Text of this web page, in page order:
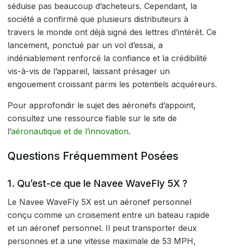
séduise pas beaucoup d’acheteurs. Cependant, la
société a confirmé que plusieurs distributeurs à
travers le monde ont déjà signé des lettres d’intérêt. Ce
lancement, ponctué par un vol d’essai, a
indéniablement renforcé la confiance et la crédibilité
vis-à-vis de l’appareil, laissant présager un
engouement croissant parmi les potentiels acquéreurs.
Pour approfondir le sujet des aéronefs d’appoint,
consultez une ressource fiable sur le site de
l’aéronautique et de l’innovation.
Questions Fréquemment Posées
1. Qu’est-ce que le Navee WaveFly 5X ?
Le Navee WaveFly 5X est un aéronef personnel
conçu comme un croisement entre un bateau rapide
et un aéronef personnel. Il peut transporter deux
personnes et a une vitesse maximale de 53 MPH,